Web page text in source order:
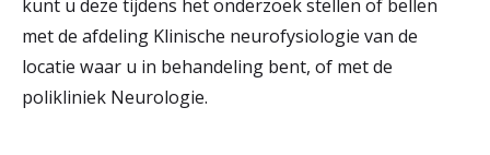
kunt u deze tijdens het onderzoek stellen of bellen
met de afdeling Klinische neurofysiologie van de
locatie waar u in behandeling bent, of met de
polikliniek Neurologie.